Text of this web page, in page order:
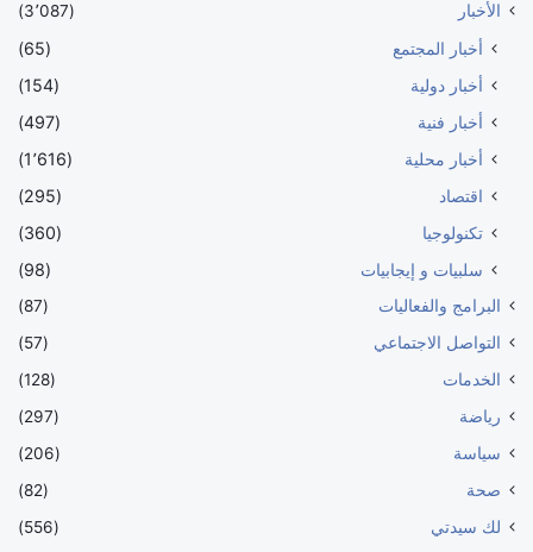
الأخبار (3٬087)
أخبار المجتمع
(65)
أخبار دولية
(154)
أخبار فنية
(497)
أخبار محلية
(1٬616)
اقتصاد
(295)
تكنولوجيا
(360)
سلبيات و إيجابيات
(98)
البرامج والفعاليات
(87)
التواصل الاجتماعي
(57)
الخدمات
(128)
رياضة
(297)
سياسة
(206)
صحة
(82)
لك سيدتي
(556)